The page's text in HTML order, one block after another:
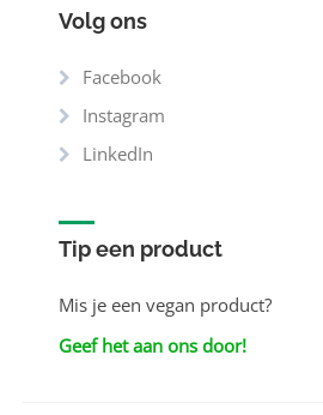
Volg ons
Facebook
Instagram
LinkedIn
Tip een product
Mis je een vegan product?
Geef het aan ons door!